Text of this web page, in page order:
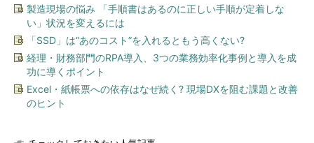
製造現場の悩み 「手順書はあるのに正しい手順が定着しな
い」状況を変えるには
「SSD」は“あのコスト”を入れるともう高くない?
経理・財務部門のRPA導入、3つの業務効率化事例と導入を成
功に導くポイント
Excel・紙帳票への依存はなぜ続く? 現場DXを阻む課題と改善
のヒント